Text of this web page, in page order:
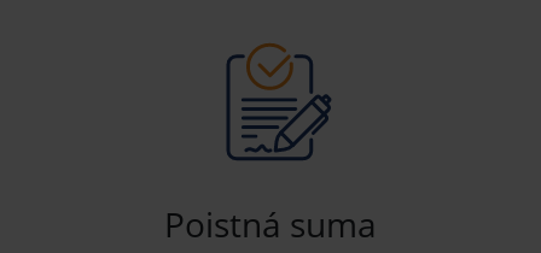
Poistná suma